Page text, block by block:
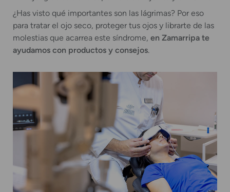
¿Has visto qué importantes son las lágrimas? Por eso
para tratar el ojo seco, proteger tus ojos y librarte de las
molestias que acarrea este síndrome, en Zamarripa te
ayudamos con productos y consejos.